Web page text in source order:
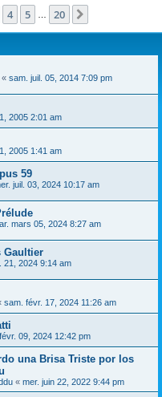
4 5 20
« sam. juil. 05, 2014 7:09 pm
2005 2:01 am
2005 1:41 am
59
juil. 03, 2024 10:17 am
mars 05, 2024 8:27 am
Gaultier
21, 2024 9:14 am
sam. févr. 17, 2024 11:26 am
09, 2024 12:42 pm
una Brisa Triste por los
« mer. juin 22, 2022 9:44 pm